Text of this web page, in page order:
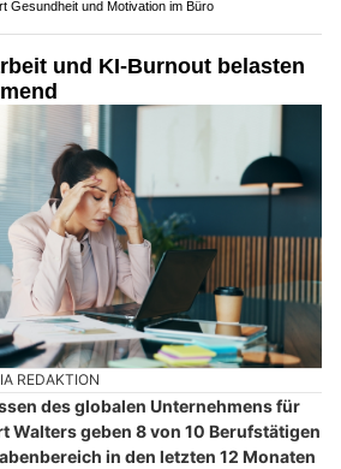
Gesundheit und Motivation im Büro
und KI-Burnout belasten
REDAKTION
des globalen Unternehmens für
Walters geben 8 von 10 Berufstätigen
in den letzten 12 Monaten